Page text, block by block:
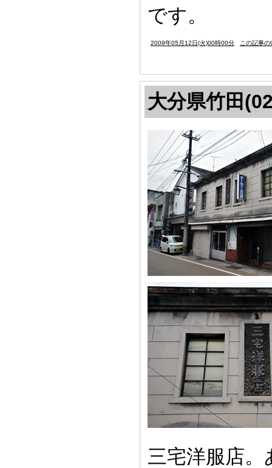
です。
2009年05月12日(火)00時00分 この記事の
大分県竹田
三宅洋服店